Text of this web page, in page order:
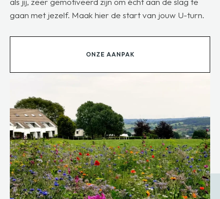
gaan met jezelf. Maak hier de start van jouw U-turn.
ONZE AANPAK